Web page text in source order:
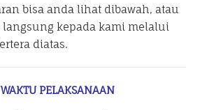
bisa anda lihat dibawah, atau
langsung kepada kami melalui
diatas.
WAKTU PELAKSANAAN